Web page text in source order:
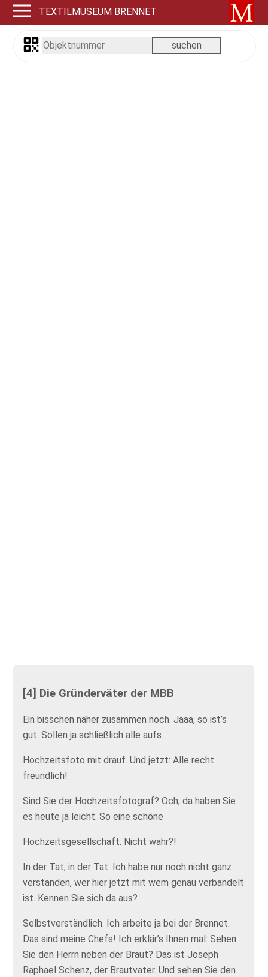
TEXTILMUSEUM BRENNET
[4] Die Gründerväter der MBB
Ein bisschen näher zusammen noch. Jaaa, so ist’s
gut. Sollen ja schließlich alle aufs
Hochzeitsfoto mit drauf. Und jetzt: Alle recht
freundlich!
Sind Sie der Hochzeitsfotograf? Och, da haben Sie
es heute ja leicht. So eine schöne
Hochzeitsgesellschaft. Nicht wahr?!
In der Tat, in der Tat. Ich habe nur noch nicht ganz
verstanden, wer hier jetzt mit wem genau verbandelt
ist. Kennen Sie sich da aus?
Selbstverständlich. Ich arbeite ja bei der Brennet.
Das sind meine Chefs! Ich erklär’s Ihnen mal: Sehen
Sie den Herrn neben der Braut? Das ist Joseph
Raphael Schenz, der Brautvater. Und sehen Sie den